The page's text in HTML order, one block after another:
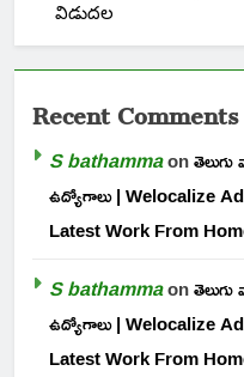
విడుదల
Recent Comments
S bathammaon
ఉద్యోగాలు | Welocalize
Latest Work From
S bathammaon
ఉద్యోగాలు | Welocalize
Latest Work From